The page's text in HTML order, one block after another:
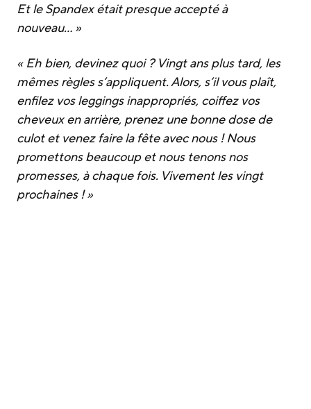
Et le Spandex était presque accepté à
nouveau… »
« Eh bien, devinez quoi ? Vingt ans plus tard, les
mêmes règles s’appliquent. Alors, s’il vous plaît,
enfilez vos leggings inappropriés, coiffez vos
cheveux en arrière, prenez une bonne dose de
culot et venez faire la fête avec nous ! Nous
promettons beaucoup et nous tenons nos
promesses, à chaque fois. Vivement les vingt
prochaines ! »